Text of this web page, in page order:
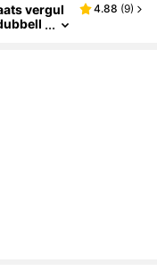
vergul
4.88 (9)